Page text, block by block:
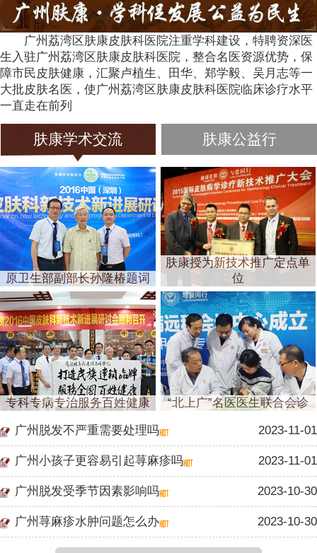
广州荔湾区肤康皮肤科医院注重学科建设，特聘资深医
生入驻广州荔湾区肤康皮肤科医院，整合名医资源优势，保
障市民皮肤健康，汇聚卢植生、田华、郑学毅、吴月志等一
大批皮肤名医，使广州荔湾区肤康皮肤科医院临床诊疗水平
一直走在前列
肤康学术交流 肤康公益行
原卫生部副部长孙隆椿题词
肤康授为新技术推广定点单
位
专科专病专治服务百姓健康 “北上广”名医医生联合会诊
广州脱发不严重需要处理吗 2023-11-01
广州小孩子更容易引起荨麻疹吗 2023-11-01
广州脱发受季节因素影响吗 2023-10-30
广州荨麻疹水肿问题怎么办 2023-10-30